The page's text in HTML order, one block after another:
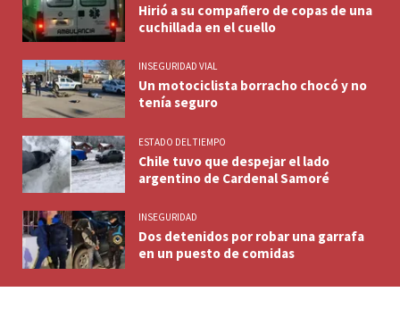
Hirió a su compañero de copas de una
cuchillada en el cuello
INSEGURIDAD VIAL
Un motociclista borracho chocó y no
tenía seguro
ESTADO DEL TIEMPO
Chile tuvo que despejar el lado
argentino de Cardenal Samoré
INSEGURIDAD
Dos detenidos por robar una garrafa
en un puesto de comidas